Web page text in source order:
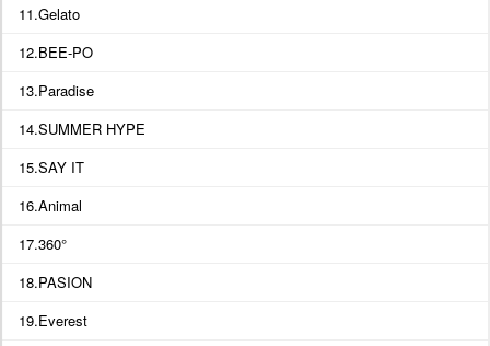
11.Gelato
12.BEE-PO
13.Paradise
14.SUMMER HYPE
15.SAY IT
16.Animal
17.360°
18.PASION
19.Everest